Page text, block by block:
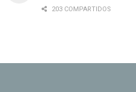
203 COMPARTIDOS